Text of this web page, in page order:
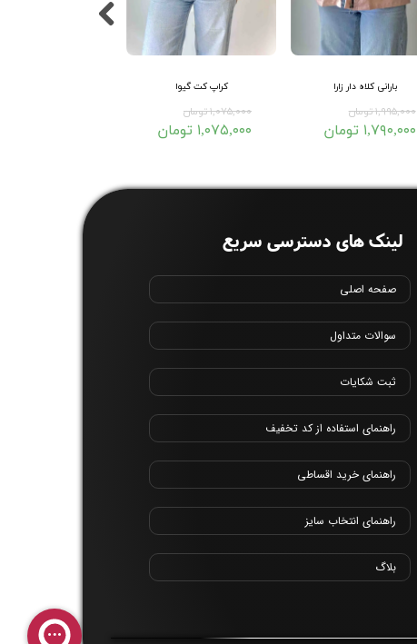
کراپ کت گیوا
۱,۰۷۵,۰۰۰ تومان
۱,۰۷۵,۰۰۰ تومان
بارانی کلاه دار زارا
۱,۹۹۵,۰۰۰ تومان
۱,۷۹۰,۰۰۰ تومان
لینک های دسترسی سریع
صفحه اصلی
سوالات متداول
ثبت شکایات
راهنمای استفاده از کد تخفیف
راهنمای خرید اقساطی
راهنمای انتخاب سایز
بلاگ